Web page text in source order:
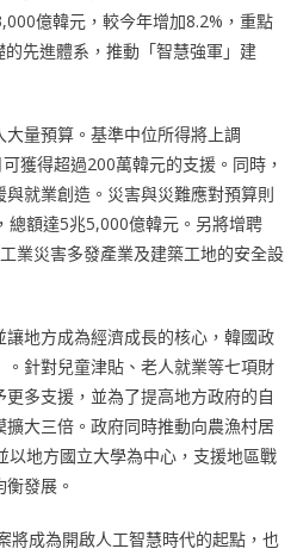
億韓元，較今年增加8.2%，重點
先進體系，推動「智慧強軍」建
量預算。基準中位所得將上調
獲得超過200萬韓元的支援。同時，
就業創造。災害與災難應對預算則
總額達5兆5,000億韓元。另將增聘
業災害多發產業及建築工地的安全設
地方成為經濟成長的核心，韓國政
針對兒童津貼、老人就業等七項財
多支援，並為了提高地方政府的自
大三倍。政府同時推動向農漁村居
以地方國立大學為中心，支援地區戰
發展。
將成為開啟人工智慧時代的起點，也